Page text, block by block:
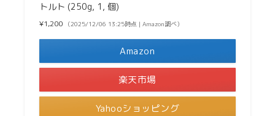
トルト (250g, 1, 個)
¥1,200 （2025/12/06 13:25時点 | Amazon調べ）
Amazon
楽天市場
Yahooショッピング